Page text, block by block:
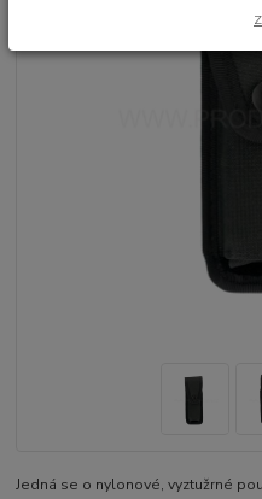
Jedná se o nylonové, vyztužrné